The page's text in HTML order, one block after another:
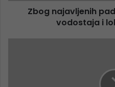
Zbog najavljenih
vodostaja i